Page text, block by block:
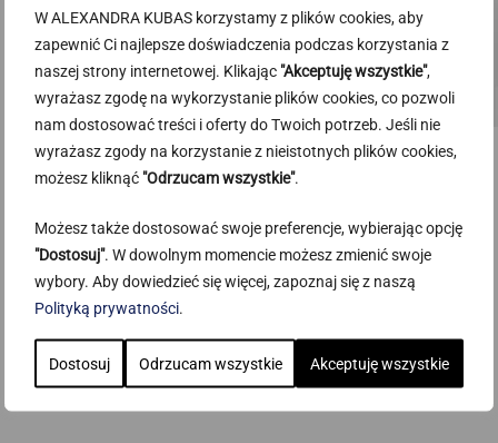
W ALEXANDRA KUBAS korzystamy z plików cookies, aby
zapewnić Ci najlepsze doświadczenia podczas korzystania z
naszej strony internetowej. Klikając "Akceptuję wszystkie",
wyrażasz zgodę na wykorzystanie plików cookies, co pozwoli
nam dostosować treści i oferty do Twoich potrzeb. Jeśli nie
wyrażasz zgody na korzystanie z nieistotnych plików cookies,
możesz kliknąć "Odrzucam wszystkie".
Możesz także dostosować swoje preferencje, wybierając opcję
"Dostosuj". W dowolnym momencie możesz zmienić swoje
wybory. Aby dowiedzieć się więcej, zapoznaj się z naszą
Polityką prywatności.
Dostosuj Odrzucam wszystkie Akceptuję wszystkie
PIĘKNA SKÓRA BEZ MAKIJAŻU
750,00zł
Dodaj do koszyka